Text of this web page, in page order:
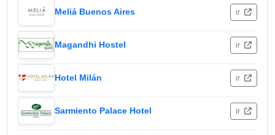
Meliá Buenos Aires ir
Magandhi Hostel ir
Hotel Milán ir
Sarmiento Palace Hotel ir